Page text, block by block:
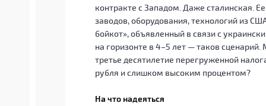
контракте с Западом. Даже сталинская.
заводов, оборудования, технологий из
бойкот», объявленный в связи с
на горизонте в 4–5 лет — таков
третье десятилетие перегруженной
рубля и слишком высоким процентом?
На что надеяться